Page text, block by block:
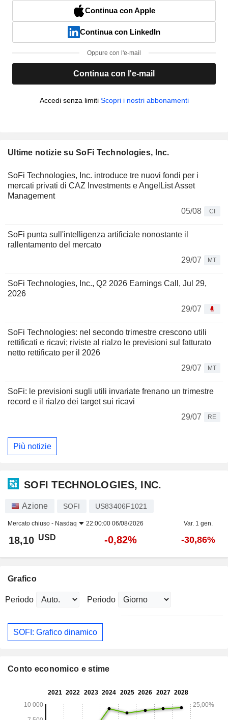
Continua con Apple
Continua con LinkedIn
Oppure con l'e-mail
Continua con l'e-mail
Accedi senza limiti Scopri i nostri abbonamenti
Ultime notizie su SoFi Technologies, Inc.
SoFi Technologies, Inc. introduce tre nuovi fondi per i
mercati privati di CAZ Investments e AngelList Asset
Management
05/08
CI
SoFi punta sull'intelligenza artificiale nonostante il
rallentamento del mercato
29/07
MT
SoFi Technologies, Inc., Q2 2026 Earnings Call, Jul 29,
2026
29/07
SoFi Technologies: nel secondo trimestre crescono utili
rettificati e ricavi; riviste al rialzo le previsioni sul fatturato
netto rettificato per il 2026
29/07
MT
SoFi: le previsioni sugli utili invariate frenano un trimestre
record e il rialzo dei target sui ricavi
29/07
RE
Più notizie
SOFI TECHNOLOGIES, INC.
Azione SOFI US83406F1021
Mercato chiuso - Nasdaq 22:00:00 06/08/2026 Var. 1 gen.
18,10 USD -0,82% -30,86%
Grafico
Periodo Periodo
SOFI: Grafico dinamico
Conto economico e stime